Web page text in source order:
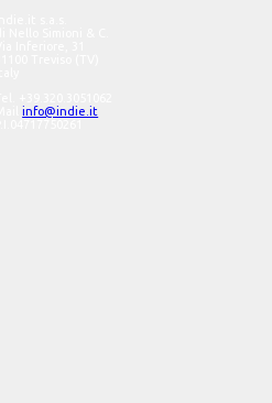
Mailinfo@indie.it